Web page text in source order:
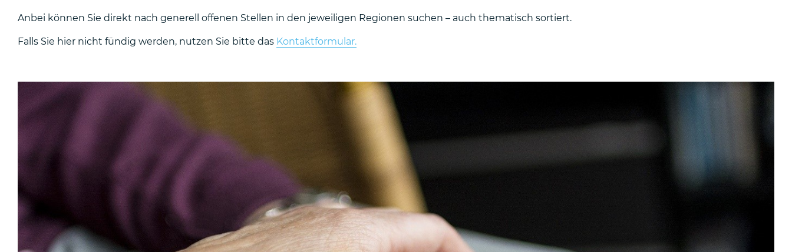
Anbei können Sie direkt nach generell offenen Stellen in den jeweiligen Regionen suchen – auch thematisch sortiert.
Falls Sie hier nicht fündig werden, nutzen Sie bitte das Kontaktformular.